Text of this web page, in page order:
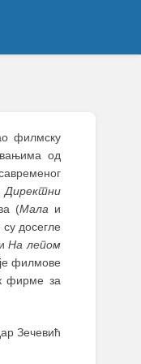
филмску
од
Директни
(Малаи
су досегле
На лепом
филмове
фирме за
Зечевић